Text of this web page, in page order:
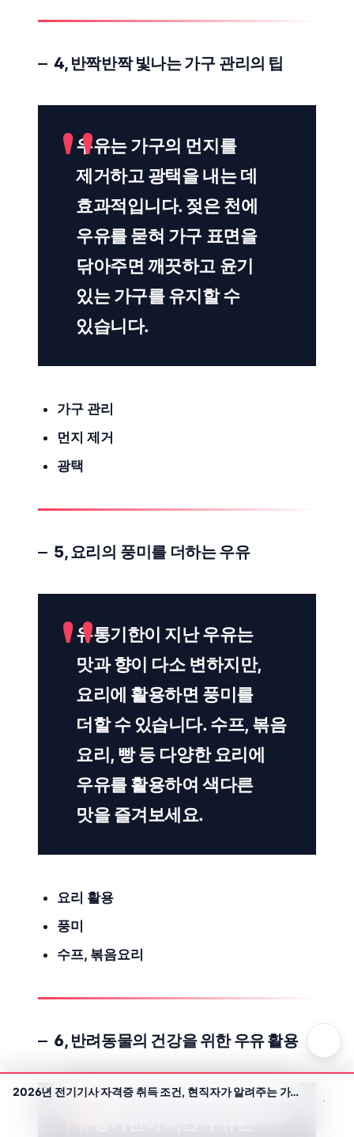
4, 반짝반짝빛나는가구 관리 의 팁
우유는 가구의 먼지를
제거하고 광택을 내는 데
효과적입니다. 젖은 천에
우유를 묻혀 가구 표면을
닦아주면 깨끗하고 윤기
있는 가구를 유지할 수
있습니다.
가구 관리
먼지 제거
광택
5,요리의 풍미 를 더하는 우유
유통기한이 지난 우유는
맛과 향이 다소 변하지만,
요리에 활용하면 풍미를
더할 수 있습니다. 수프, 볶음
요리, 빵 등 다양한 요리에
우유를 활용하여 색다른
맛을 즐겨보세요.
요리 활용
풍미
수프, 볶음요리
6, 반려동물의 건강을 위한 우유 활용
2026년 전기기사 자격증 취득 조건, 현직자가 알려주는 가장 빠르고 확실한 방법